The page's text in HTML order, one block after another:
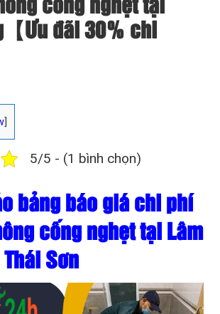
cống nghẹt tại
【Ưu đãi 30% chi
5/5 - (1 bình chọn)
bảng báo giá chi phí
cống nghẹt tại Lâm
Sơn